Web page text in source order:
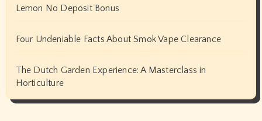
Lemon No Deposit Bonus
Four Undeniable Facts About Smok Vape Clearance
The Dutch Garden Experience: A Masterclass in
Horticulture